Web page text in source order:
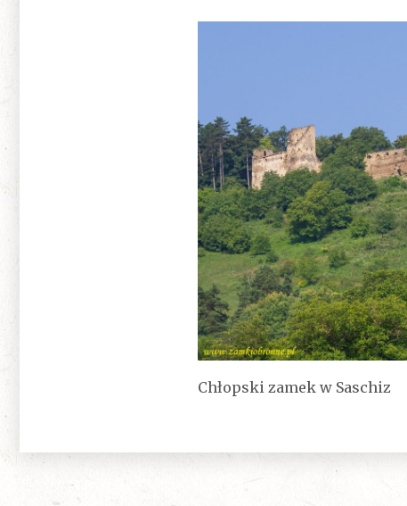
Chłopski zamek w Saschiz